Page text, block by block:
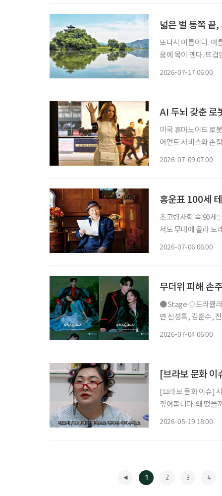
넓은 벌 동쪽 끝
또다시 여름이다. 여
움에 목이 멘다. 뜨
2026-07-17 06:00
AI 두뇌 갖춘 로
미국 휴머노이드 로
어먼트 서비스와 손
2026-07-09 07:00
홍운표 100세
초고령사회 속 90세
서도 무대에 올라 노
2026-07-06 06:00
무더위 피해 손
●Stage ◇드라큘라 일정 7월 10일 ~ 10월 18일 장소 LG아트센터 서울 연출 데이빗 스완 출
연 신성록, 김준수,
2026-07-04 06:00
[브라보 문화 이
[브라보 문화 이슈]
짚어봅니다. 왜 떴을까? 개그우먼 이수지가 유튜브 채널 ‘핫이슈지’를 통해 사회 풍자형 캐릭
2026-05-19 18:00
1 2 3 4